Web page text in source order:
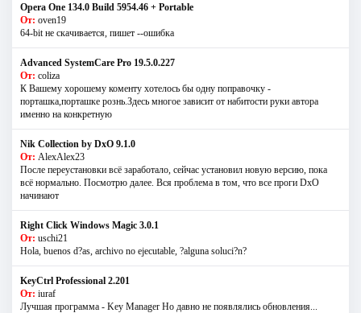
Opera One 134.0 Build 5954.46 + Portable
От: oven19
64-bit не скачивается, пишет --ошибка
Advanced SystemCare Pro 19.5.0.227
От: coliza
К Вашему хорошему коменту хотелось бы одну поправочку -
порташка,порташке рознь.Здесь многое зависит от набитости руки автора
именно на конкретную
Nik Collection by DxO 9.1.0
От: AlexAlex23
После переустановки всё заработало, сейчас установил новую версию, пока
всё нормально. Посмотрю далее. Вся проблема в том, что все проги DxO
начинают
Right Click Windows Magic 3.0.1
От: uschi21
Hola, buenos d?as, archivo no ejecutable, ?alguna soluci?n?
KeyCtrl Professional 2.201
От: iuraf
Лучшая программа - Key Manager Но давно не появлялись обновления...